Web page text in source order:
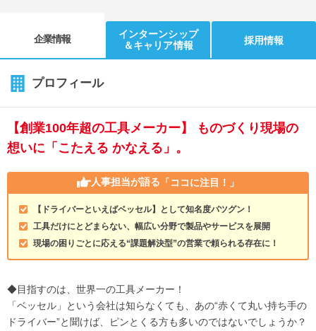
企業情報
インターンシップ
＆キャリア情報
採用情報
プロフィール
【創業100年超の工具メーカー】 ものづくり現場の
想いに「こたえる かなえる」。
人事担当が語る 「ココに注目！」
【ドライバーといえばベッセル】として知名度バツグン！
工具だけにとどまらない、幅広い分野で製品やサービスを展開
現場の困りごとに応える“課題解決型”の営業で頼られる存在に！
◆目指すのは、世界一の工具メーカー！
「ベッセル」という会社は知らなくても、あの“赤くて丸い持ち手の
ドライバー”と聞けば、ピンとくる方も多いのではないでしょうか？